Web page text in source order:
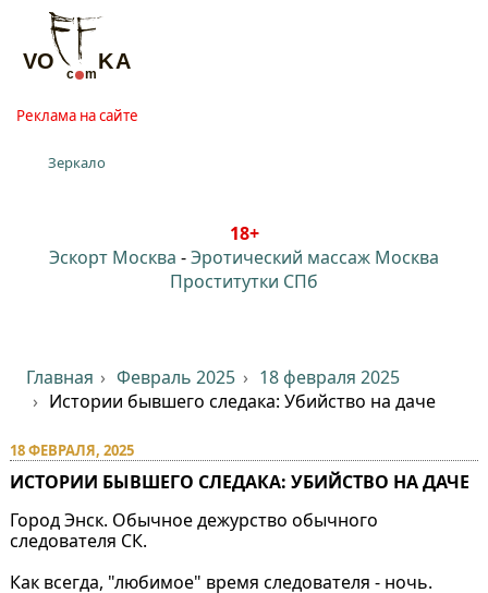
Реклама на сайте
Зеркало
18+
Эскорт Москва -Эротический массаж Москва
Проститутки СПб
Главная Февраль 2025
18 февраля 2025
Истории бывшего следака: Убийство на даче
18 ФЕВРАЛЯ, 2025
ИСТОРИИ БЫВШЕГО СЛЕДАКА: УБИЙСТВО НА ДАЧЕ
Город Энск. Обычное дежурство обычного
следователя СК.
Как всегда, "любимое" время следователя - ночь.